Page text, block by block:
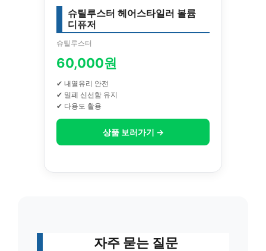
슈틸루스터 헤어스타일러 볼륨
디퓨저
슈틸루스터
60,000원
✔ 내열유리 안전
✔ 밀폐 신선함 유지
✔ 다용도 활용
상품 보러가기 →
자주 묻는 질문